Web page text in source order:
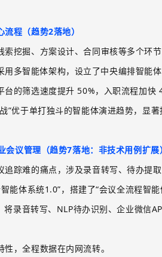
流程（趋势2落地）
索挖掘、方案设计、合同审核等多个环
用多智能体架构，设立了中央编排智能
台的筛选速度提升 50%，入职流程加快
”优于单打独斗的智能体演进趋势，显著
会议管理（趋势7落地：非技术用例扩展）
踪难的痛点，涉及录音转写、待办提
能体系统1.0”，搭建了“会议全流程智能
录音转写、 NLP待办识别、企业微信
，全程数据在内网流转。